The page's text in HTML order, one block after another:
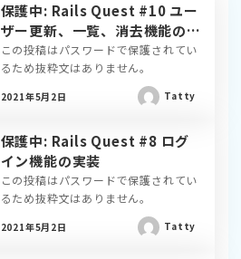
保護中: Rails Quest #10 ユー
ザー更新、一覧、消去機能の実
装
この投稿はパスワードで保護されてい
るため抜粋文はありません。
Tatty
2021年5月2日
保護中: Rails Quest #8 ログ
イン機能の実装
この投稿はパスワードで保護されてい
るため抜粋文はありません。
Tatty
2021年5月2日